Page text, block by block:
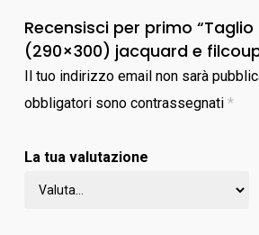
Recensisci per primo
(290×300) jacquard e
Il tuo indirizzo email non sarà
obbligatori sono contrassegnati *
La tua valutazione